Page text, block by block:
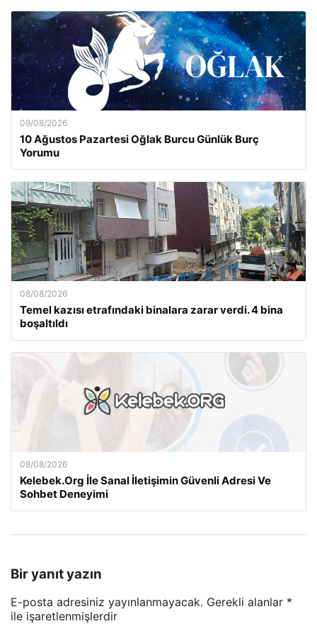
09/08/2026
10 Ağustos Pazartesi Oğlak Burcu Günlük Burç
Yorumu
08/08/2026
Temel kazısı etrafındaki binalara zarar verdi. 4 bina
boşaltıldı
08/08/2026
Kelebek.Org İle Sanal İletişimin Güvenli Adresi Ve
Sohbet Deneyimi
Bir yanıt yazın
E-posta adresiniz yayınlanmayacak. Gerekli alanlar *
ile işaretlenmişlerdir